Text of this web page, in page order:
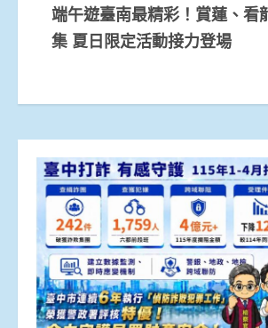
端午遊臺南最精彩！賞蓮、看
集 夏日限定活動接力登場